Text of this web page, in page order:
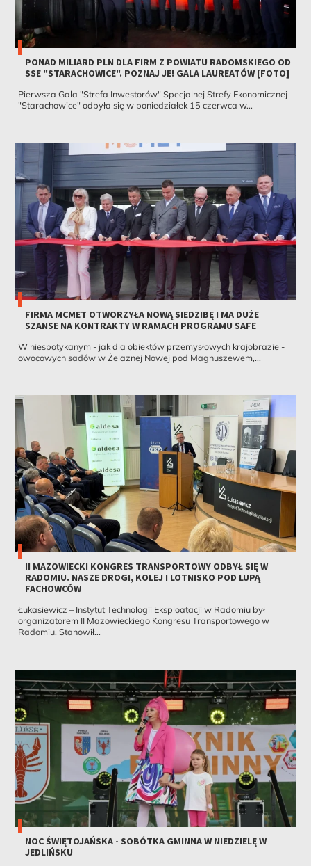
PONAD MILIARD PLN DLA FIRM Z POWIATU RADOMSKIEGO OD
SSE "STARACHOWICE". POZNAJ JE! GALA LAUREATÓW [FOTO]
Pierwsza Gala "Strefa Inwestorów" Specjalnej Strefy Ekonomicznej
"Starachowice" odbyła się w poniedziałek 15 czerwca w...
FIRMA MCMET OTWORZYŁA NOWĄ SIEDZIBĘ I MA DUŻE
SZANSE NA KONTRAKTY W RAMACH PROGRAMU SAFE
W niespotykanym - jak dla obiektów przemysłowych krajobrazie -
owocowych sadów w Żelaznej Nowej pod Magnuszewem,...
II MAZOWIECKI KONGRES TRANSPORTOWY ODBYŁ SIĘ W
RADOMIU. NASZE DROGI, KOLEJ I LOTNISKO POD LUPĄ
FACHOWCÓW
Łukasiewicz – Instytut Technologii Eksploatacji w Radomiu był
organizatorem II Mazowieckiego Kongresu Transportowego w
Radomiu. Stanowił...
NOC ŚWIĘTOJAŃSKA - SOBÓTKA GMINNA W NIEDZIELĘ W
JEDLIŃSKU